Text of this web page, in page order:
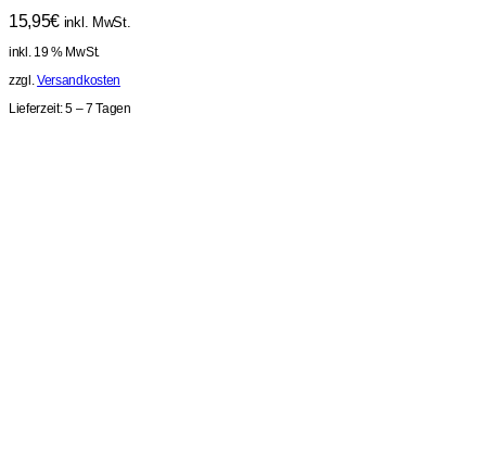
15,95€ inkl. MwSt.
inkl. 19 % MwSt.
zzgl.Versandkosten
Lieferzeit:5 – 7 Tagen